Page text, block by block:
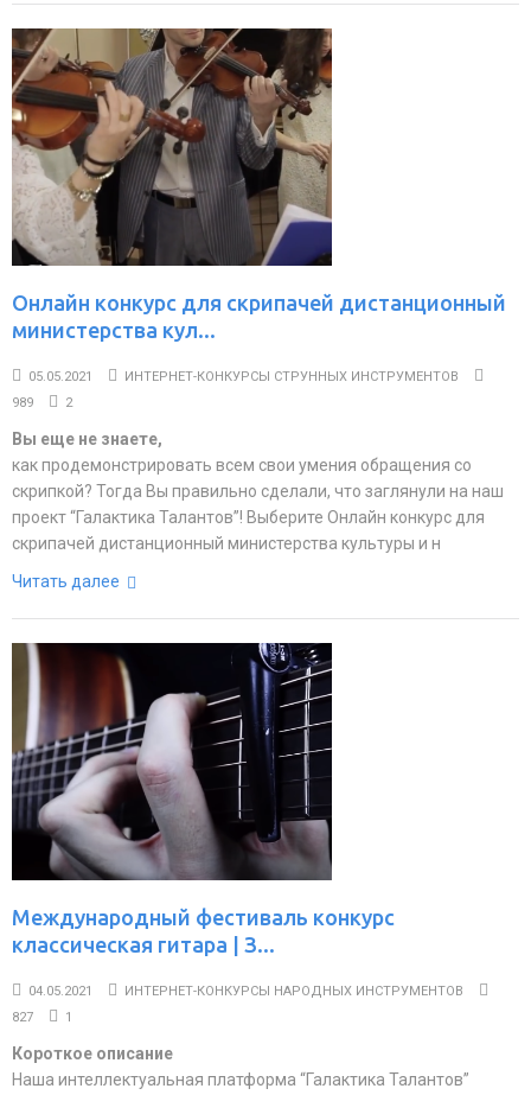
Онлайн конкурс для скрипачей дистанционный
министерства кул...
05.05.2021
ИНТЕРНЕТ-КОНКУРСЫ СТРУННЫХ ИНСТРУМЕНТОВ
989
2
Вы еще не знаете,
как продемонстрировать всем свои умения обращения со
скрипкой? Тогда Вы правильно сделали, что заглянули на наш
проект “Галактика Талантов”! Выберите Онлайн конкурс для
скрипачей дистанционный министерства культуры и н
Читать далее
Международный фестиваль конкурс
классическая гитара | З...
04.05.2021
ИНТЕРНЕТ-КОНКУРСЫ НАРОДНЫХ ИНСТРУМЕНТОВ
827
1
Короткое описание
Наша интеллектуальная платформа “Галактика Талантов”